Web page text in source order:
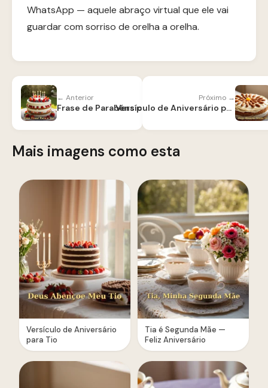
WhatsApp — aquele abraço virtual que ele vai
guardar com sorriso de orelha a orelha.
← Anterior
Frase de Parabéns para Tia
Próximo →
Versículo de Aniversário para Tia
Mais imagens como esta
Versículo de Aniversário
para Tio
Tia é Segunda Mãe —
Feliz Aniversário